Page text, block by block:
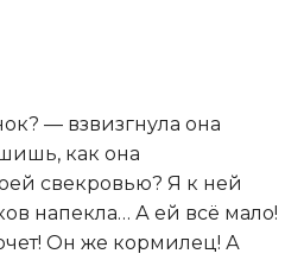
— взвизгнула она
как она
свекровью? Я к ней
напекла… А ей всё мало!
Он же кормилец! А